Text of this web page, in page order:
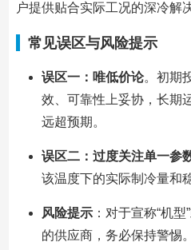
户提供贴合实际工况的深冷解
常见误区与风险提示
误区一：唯低价论。初期
效、可靠性上妥协，长期
远超预期。
误区二：过度关注单一参
该温度下的实际制冷量和
风险提示：对于宣称“机型
的供应商，务必保持警惕